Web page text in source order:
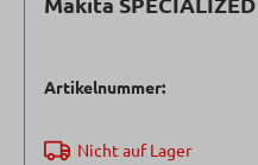
Artikelnummer:
Nicht auf Lager